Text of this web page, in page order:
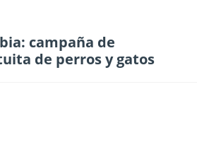
campaña de
de perros y gatos